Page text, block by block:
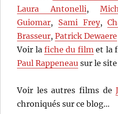
Laura Antonelli,
Guiomar, Sami Frey,
Brasseur,Patrick Dewaere
Voir lafiche du film et la
Paul Rappeneau sur le
Voir les autres films de
chroniqués sur ce blog…